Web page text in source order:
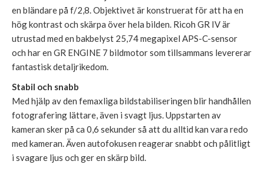
en bländare på f/2,8. Objektivet är konstruerat för att ha en
hög kontrast och skärpa över hela bilden. Ricoh GR IV är
utrustad med en bakbelyst 25,74 megapixel APS-C-sensor
och har en GR ENGINE 7 bildmotor som tillsammans levererar
fantastisk detaljrikedom.
Stabil och snabb
Med hjälp av den femaxliga bildstabiliseringen blir handhållen
fotografering lättare, även i svagt ljus. Uppstarten av
kameran sker på ca 0,6 sekunder så att du alltid kan vara redo
med kameran. Även autofokusen reagerar snabbt och pålitligt
i svagare ljus och ger en skärp bild.